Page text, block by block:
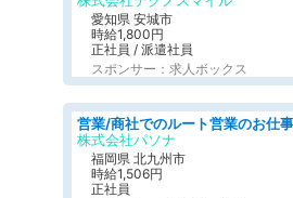
愛知県 安城市
時給1,800円
正社員 / 派遣社員
スポンサー：求人ボックス
株式会社パソナ
福岡県 北九州市
時給1,506円
正社員